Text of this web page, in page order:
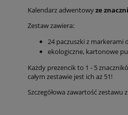
Kalendarz adwentowyze
Zestaw zawiera:
24 paczuszki z markerami
ekologiczne, kartonowe
Każdy prezencik to 1 - 5
całym zestawie jest ich aż 51!
Szczegółowa zawartość zestawu